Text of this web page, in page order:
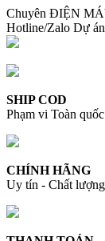
Chuyên ĐIỆN
Hotline/Zalo Dự
SHIP COD
Phạm vi Toàn quốc
CHÍNH HÃNG
Uy tín - Chất lượng